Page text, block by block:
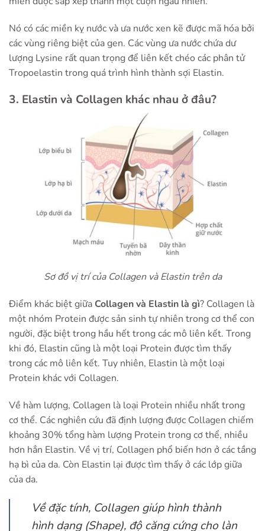
Nó có các miền kỵ nước và ưa nước xen kẽ được mã hóa bởi
các vùng riêng biệt của gen. Các vùng ưa nước chứa dư
lượng Lysine rất quan trọng để liên kết chéo các phân tử
Tropoelastin trong quá trình hình thành sợi Elastin.
3. Elastin và Collagen khác nhau ở đâu?
Sơ đồ vị trí của Collagen và Elastin trên da
Điểm khác biệt giữa Collagen và Elastin là gì? Collagen là
một nhóm Protein được sản sinh tự nhiên trong cơ thể con
người, đặc biệt trong hầu hết trong các mô liên kết. Trong
khi đó, Elastin cũng là một loại Protein được tìm thấy
trong các mô liên kết. Tuy nhiên, Elastin là một loại
Protein khác với Collagen.
Về hàm lượng, Collagen là loại Protein nhiều nhất trong
cơ thể. Các nghiên cứu đã định lượng được Collagen chiếm
khoảng 30% tổng hàm lượng Protein trong cơ thể, nhiều
hơn hẳn Elastin. Về vị trí, Collagen phổ biến hơn ở các tầng
hạ bì của da. Còn Elastin lại được tìm thấy ở các lớp giữa
của da.
Về đặc tính, Collagen giúp hình thành
hình dạng (Shape), độ căng cứng cho làn